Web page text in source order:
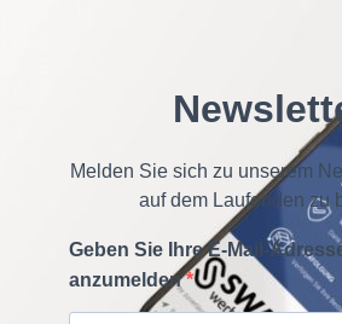
Melden Sie sich zu unserem
auf dem Laufenden zu
Geben Sie Ihre E-Mail-
anzumelden